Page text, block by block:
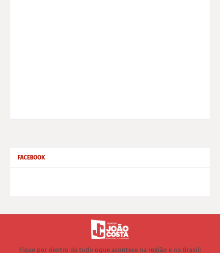
FACEBOOK
Fique por dentro de tudo oque acontece na região e no Brasil!